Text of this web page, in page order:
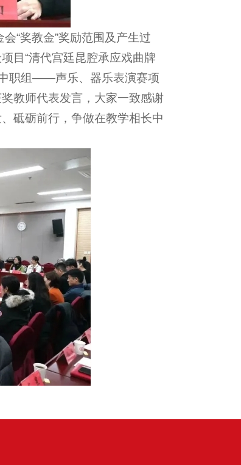
“奖教金”奖励范围及产生过
目“清代宫廷昆腔承应戏曲牌
职组——声乐、器乐表演赛项
教师代表发言，大家一致感谢
砥砺前行，争做在教学相长中